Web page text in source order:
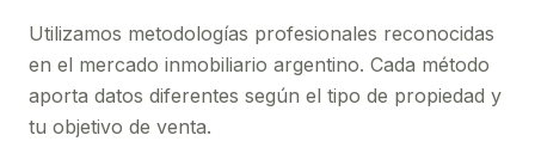
Utilizamos metodologías profesionales reconocidas
en el mercado inmobiliario argentino. Cada método
aporta datos diferentes según el tipo de propiedad y
tu objetivo de venta.